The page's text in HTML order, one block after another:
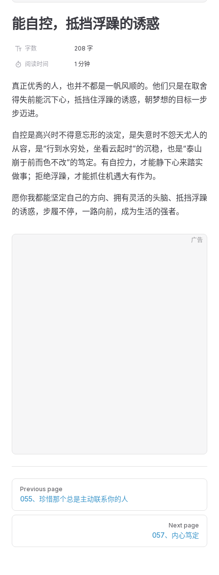
能自控，抵挡浮躁的诱惑
字数 208 字
阅读时间 1 分钟
真正优秀的人，也并不都是一帆风顺的。他们只是在取舍
得失前能沉下心，抵挡住浮躁的诱惑，朝梦想的目标一步
步迈进。
自控是高兴时不得意忘形的淡定，是失意时不怨天尤人的
从容，是“行到水穷处，坐看云起时”的沉稳，也是“泰山
崩于前而色不改”的笃定。有自控力，才能静下心来踏实
做事；拒绝浮躁，才能抓住机遇大有作为。
愿你我都能坚定自己的方向、拥有灵活的头脑、抵挡浮躁
的诱惑，步履不停，一路向前，成为生活的强者。
广告
Pager
Previous page
055、珍惜那个总是主动联系你的人
Next page
057、内心笃定